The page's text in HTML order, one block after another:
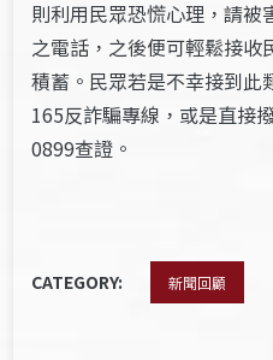
則利用民眾恐慌心理，請被
之電話，之後便可輕鬆接收
積蓄。民眾若是不幸接到此
165反詐騙專線，或是直接
0899查證。
CATEGORY: 新聞回顧